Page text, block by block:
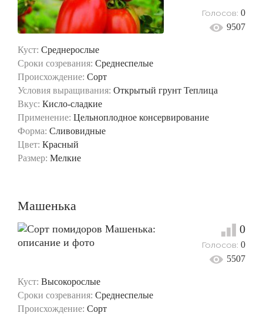
Куст: Среднерослые
Сроки созревания: Среднеспелые
Происхождение: Сорт
Условия выращивания: Открытый грунт Теплица
Вкус: Кисло-сладкие
Применение: Цельноплодное консервирование
Форма: Сливовидные
Цвет: Красный
Размер: Мелкие
Голосов: 0
9507
Машенька
Куст: Высокорослые
Сроки созревания: Среднеспелые
Происхождение: Сорт
0
Голосов: 0
5507